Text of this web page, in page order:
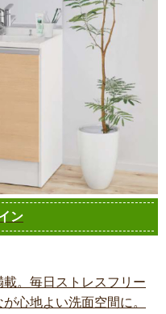
ン
。毎日ストレスフリー
心地よい洗面空間に。